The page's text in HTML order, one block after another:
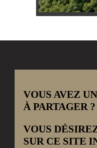
VOUS AVEZ
À PARTAGER ?
VOUS
SUR CE SITE